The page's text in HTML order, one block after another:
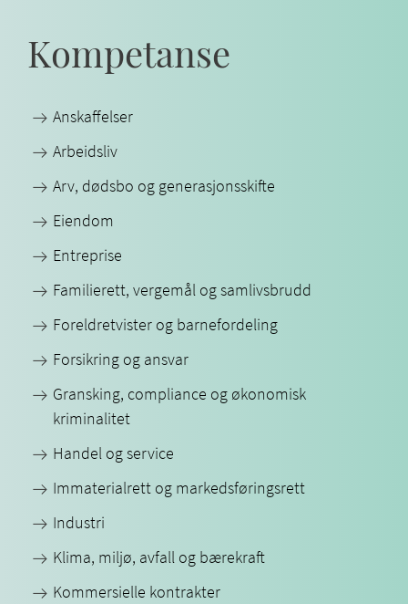
Kompetanse
Anskaffelser
Arbeidsliv
Arv, dødsbo og generasjonsskifte
Eiendom
Entreprise
Familierett, vergemål og samlivsbrudd
Foreldretvister og barnefordeling
Forsikring og ansvar
Gransking, compliance og økonomisk
kriminalitet
Handel og service
Immaterialrett og markedsføringsrett
Industri
Klima, miljø, avfall og bærekraft
Kommersielle kontrakter